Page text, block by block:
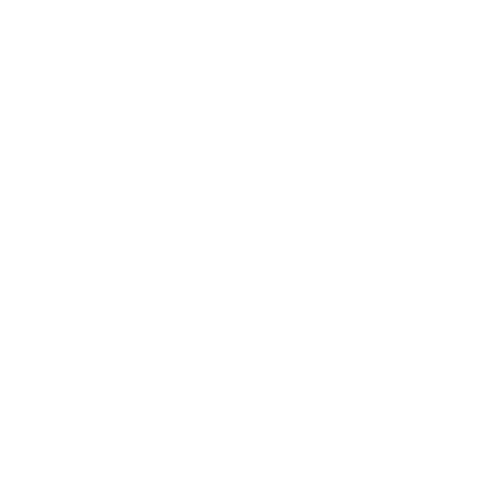
Financieras Interbancarias Mundiales"), una red
por letras y números. El BIC es necesario para
casos, optan tener un código SWIFT específico para
XXX, se refiere a la sede bancaria central. Si no, se
la cuenta de su destinatario y anular el pago.
y pedir que se anule la transferencia.